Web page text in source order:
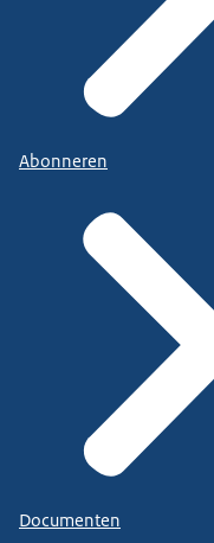
Abonneren
Documenten